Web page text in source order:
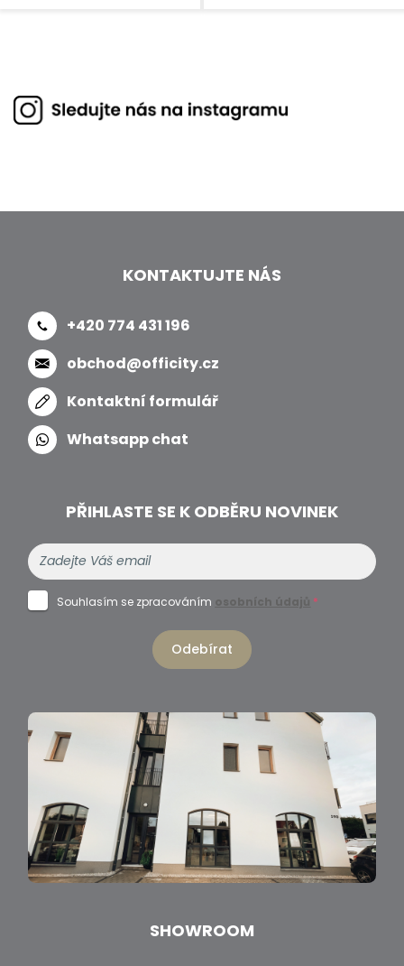
KONTAKTUJTE NÁS
+420 774 431 196
obchod@officity.cz
Kontaktní formulář
Whatsapp chat
PŘIHLASTE SE K ODBĚRU NOVINEK
Souhlasím se zpracováním osobních údajů *
Odebírat
SHOWROOM